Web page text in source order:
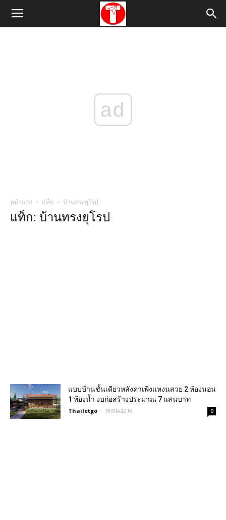
ad
หน้าแรก แท็ก บ้านทรงยุโรป
แท็ก: บ้านทรงยุโรป
แบบบ้านชั้นเดียวหลังคาเพิงแหงนสวย 2 ห้องนอน
1 ห้องน้ำ งบก่อสร้างประมาณ 7 แสนบาท
Thailetgo - 19/06/2018 0